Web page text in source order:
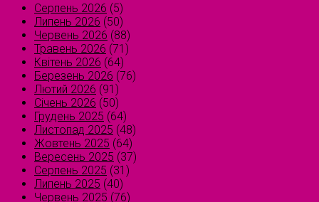
Серпень 2026 (5)
Липень 2026 (50)
Червень 2026 (88)
Травень 2026 (71)
Квітень 2026 (64)
Березень 2026 (76)
Лютий 2026 (91)
Січень 2026 (50)
Грудень 2025 (64)
Листопад 2025 (48)
Жовтень 2025 (64)
Вересень 2025 (37)
Серпень 2025 (31)
Липень 2025 (40)
Червень 2025 (76)